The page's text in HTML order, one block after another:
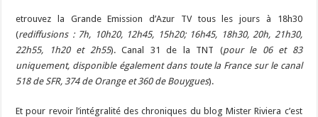
etrouvez la Grande Emission d’Azur TV tous les jours à 18h30
(rediffusions : 7h, 10h20, 12h45, 15h20; 16h45, 18h30, 20h, 21h30,
22h55, 1h20 et 2h55). Canal 31 de la TNT (pour le 06 et 83
uniquement, disponible également dans toute la France sur le canal
518 de SFR, 374 de Orange et 360 de Bouygues).
Et pour revoir l’intégralité des chroniques du blog Mister Riviera c’est